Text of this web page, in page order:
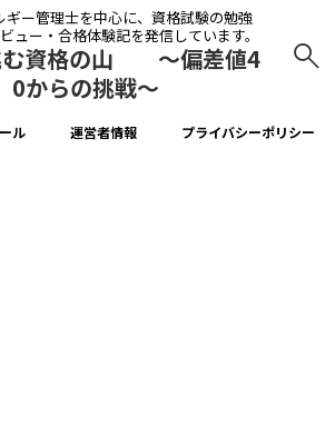
ギー管理士を中心に、資格試験の勉強
ュー・合格体験記を発信しています。
む資格の山 〜偏差値4
0からの挑戦〜
ル 運営者情報 プライバシーポリシー